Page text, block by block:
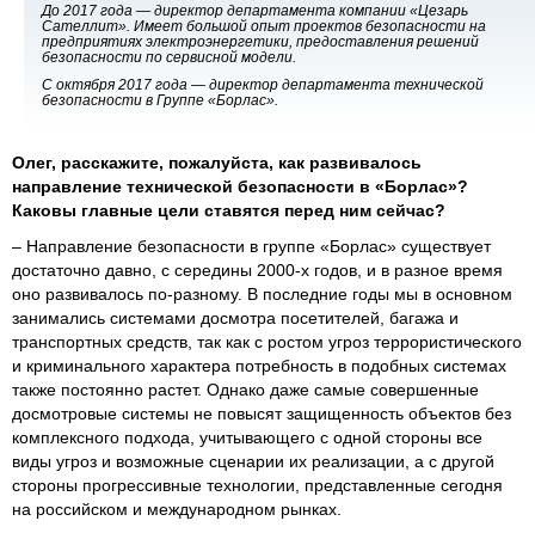
До 2017 года — директор департамента компании «Цезарь
Сателлит». Имеет большой опыт проектов безопасности на
предприятиях электроэнергетики, предоставления решений
безопасности по сервисной модели.
С октября 2017 года — директор департамента технической
безопасности в Группе «Борлас».
Олег, расскажите, пожалуйста, как развивалось
направление технической безопасности в «Борлас»?
Каковы главные цели ставятся перед ним сейчас?
– Направление безопасности в группе «Борлас» существует
достаточно давно, с середины 2000-х годов, и в разное время
оно развивалось по-разному. В последние годы мы в основном
занимались системами досмотра посетителей, багажа и
транспортных средств, так как с ростом угроз террористического
и криминального характера потребность в подобных системах
также постоянно растет. Однако даже самые совершенные
досмотровые системы не повысят защищенность объектов без
комплексного подхода, учитывающего с одной стороны все
виды угроз и возможные сценарии их реализации, а с другой
стороны прогрессивные технологии, представленные сегодня
на российском и международном рынках.